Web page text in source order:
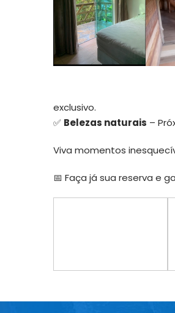
exclusivo.
✅ Belezas naturais –
Viva momentos
📅 Faça já sua reserva e